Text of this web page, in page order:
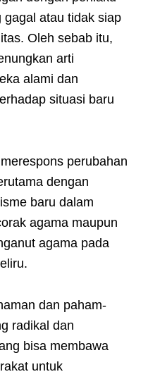
gagal atau tidak siap
Oleh sebab itu,
arti
alami dan
situasi baru
perubahan
dengan
baru dalam
agama maupun
agama pada
dan paham-
radikal dan
bisa membawa
untuk